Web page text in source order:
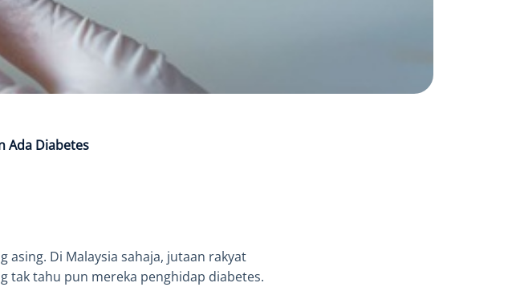
Ada Diabetes
asing. Di Malaysia sahaja, jutaan rakyat
tak tahu pun mereka penghidap diabetes.